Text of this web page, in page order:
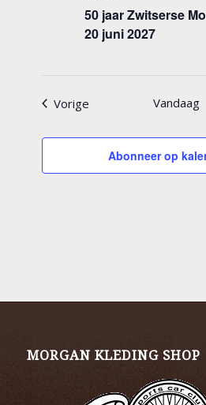
50 jaar Zwitserse
20 juni 2027
Vorige EvenementenVandaag
Abonneer op
MORGAN KLEDING SHOP